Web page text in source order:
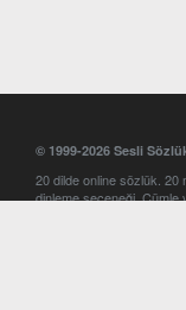
© 1999-2026 Sesli
20 dilde online sözlük. 20
dinleme seçeneği. Cümle